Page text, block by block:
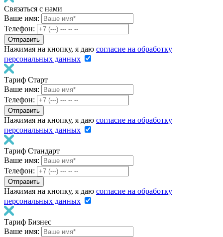
Связаться с нами
Ваше имя:
Телефон:
Нажимая на кнопку, я даю согласие на обработку
персональных данных
Тариф Старт
Ваше имя:
Телефон:
Нажимая на кнопку, я даю согласие на обработку
персональных данных
Тариф Стандарт
Ваше имя:
Телефон:
Нажимая на кнопку, я даю согласие на обработку
персональных данных
Тариф Бизнес
Ваше имя: